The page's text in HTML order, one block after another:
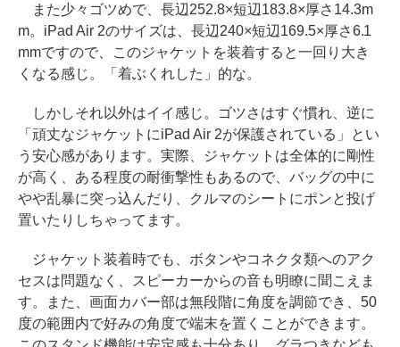
また少々ゴツめで、長辺252.8×短辺183.8×厚さ14.3m
m。iPad Air 2のサイズは、長辺240×短辺169.5×厚さ6.1
mmですので、このジャケットを装着すると一回り大き
くなる感じ。「着ぶくれした」的な。
しかしそれ以外はイイ感じ。ゴツさはすぐ慣れ、逆に
「頑丈なジャケットにiPad Air 2が保護されている」とい
う安心感があります。実際、ジャケットは全体的に剛性
が高く、ある程度の耐衝撃性もあるので、バッグの中に
やや乱暴に突っ込んだり、クルマのシートにポンと投げ
置いたりしちゃってます。
ジャケット装着時でも、ボタンやコネクタ類へのアク
セスは問題なく、スピーカーからの音も明瞭に聞こえま
す。また、画面カバー部は無段階に角度を調節でき、50
度の範囲内で好みの角度で端末を置くことができます。